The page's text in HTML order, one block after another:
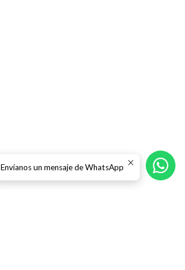
Envíanos un mensaje de WhatsApp